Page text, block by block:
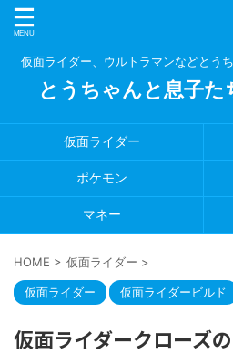
仮面ライダー、ウルトラマンなどとう
とうちゃんと息子
仮面ライダー
ポケモン
マネー
HOME > 仮面ライダー >
仮面ライダー 仮面ライダービルド
仮面ライダークローズ